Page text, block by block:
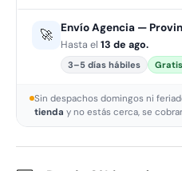
🚀 Envío Agencia —
Hasta el 13 de ago.
3–5 días hábiles
Sin despachos domingos ni
tienda y no estás cerca, se